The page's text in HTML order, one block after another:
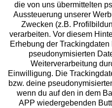
Services
Beratung
Über uns
Rechtliches
die von uns übermittelten
Aussteuerung unserer
Zwecken (z.B.
verarbeiten. Vor diesem
Erhebung der
pseudonymisierten
Weiterverarbeitung
Einwilligung. Die
bzw. deine
wenn du auf den in dem
APP wiedergebenden